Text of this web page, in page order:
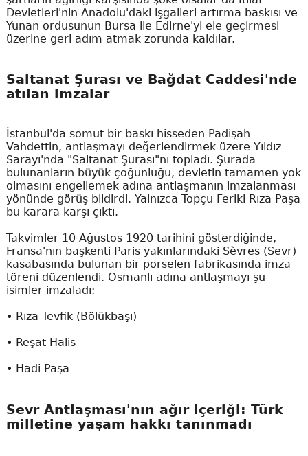
Devletleri'nin Anadolu'daki işgalleri artırma baskısı ve
Yunan ordusunun Bursa ile Edirne'yi ele geçirmesi
üzerine geri adım atmak zorunda kaldılar.
Saltanat Şurası ve Bağdat Caddesi'nde
atılan imzalar
İstanbul'da somut bir baskı hisseden Padişah
Vahdettin, antlaşmayı değerlendirmek üzere Yıldız
Sarayı'nda "Saltanat Şurası"nı topladı. Şurada
bulunanların büyük çoğunluğu, devletin tamamen yok
olmasını engellemek adına antlaşmanın imzalanması
yönünde görüş bildirdi. Yalnızca Topçu Feriki Rıza Paşa
bu karara karşı çıktı.
Takvimler 10 Ağustos 1920 tarihini gösterdiğinde,
Fransa'nın başkenti Paris yakınlarındaki Sèvres (Sevr)
kasabasında bulunan bir porselen fabrikasında imza
töreni düzenlendi. Osmanlı adına antlaşmayı şu
isimler imzaladı:
• Rıza Tevfik (Bölükbaşı)
• Reşat Halis
• Hadi Paşa
Sevr Antlaşması'nın ağır içeriği: Türk
milletine yaşam hakkı tanınmadı